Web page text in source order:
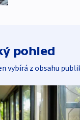
pohled
vybírá z obsahu